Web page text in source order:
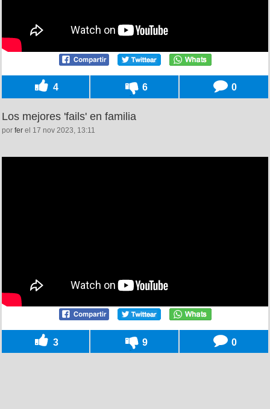
4 6 0
Los mejores 'fails' en familia
por fer el 17 nov 2023, 13:11
3 9 0